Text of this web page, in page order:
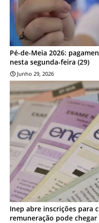
Pé-de-Meia 2026:
nesta segunda-feira (29)
Junho 29, 2026
EDUCAÇÃO
Inep abre inscrições para
remuneração pode chegar